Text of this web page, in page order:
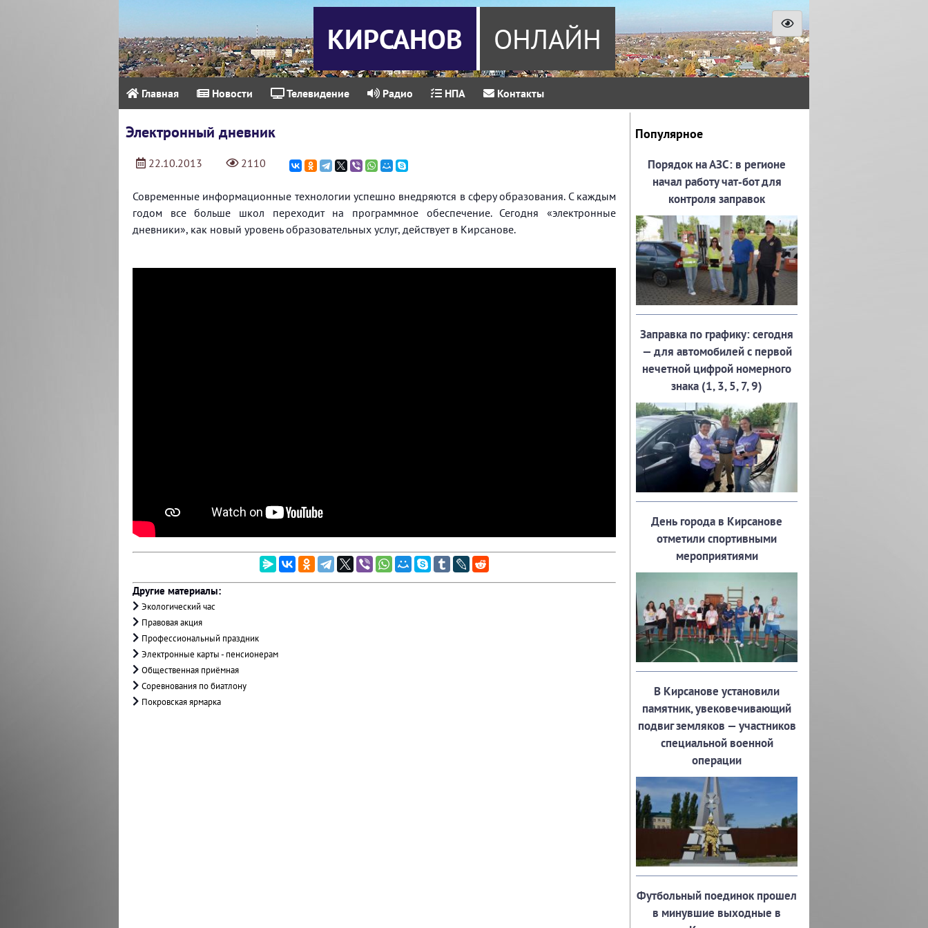
КИРСАНОВ ОНЛАЙН
Главная Новости Телевидение Радио НПА Контакты
Электронный дневник
22.10.2013 2110
Современные информационные технологии успешно внедряются в сферу образования. С каждым
годом все больше школ переходит на программное обеспечение. Сегодня «электронные
дневники», как новый уровень образовательных услуг, действует в Кирсанове.
Другие материалы:
Экологический час
Правовая акция
Профессиональный праздник
Электронные карты - пенсионерам
Общественная приёмная
Соревнования по биатлону
Покровская ярмарка
Популярное
Порядок на АЗС: в регионе
начал работу чат‑бот для
контроля заправок
Заправка по графику: сегодня
— для автомобилей с первой
нечетной цифрой номерного
знака (1, 3, 5, 7, 9)
День города в Кирсанове
отметили спортивными
мероприятиями
В Кирсанове установили
памятник, увековечивающий
подвиг земляков — участников
специальной военной
операции
Футбольный поединок прошел
в минувшие выходные в